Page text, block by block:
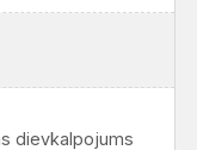
dievkalpojums